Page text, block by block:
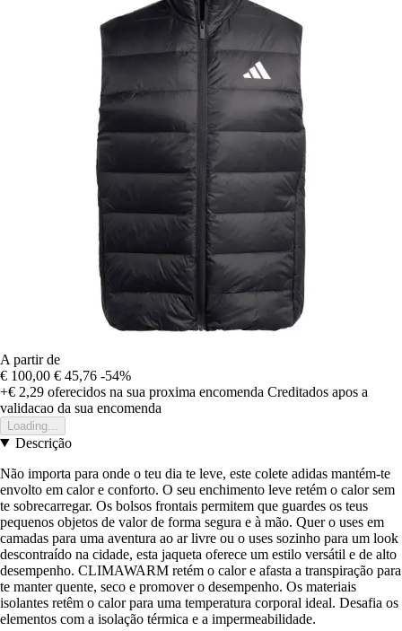
A partir de
€ 100,00 € 45,76 -54%
+€ 2,29 oferecidos na sua proxima encomenda Creditados apos a
validacao da sua encomenda
Loading...
Descrição
Não importa para onde o teu dia te leve, este colete adidas mantém-te
envolto em calor e conforto. O seu enchimento leve retém o calor sem
te sobrecarregar. Os bolsos frontais permitem que guardes os teus
pequenos objetos de valor de forma segura e à mão. Quer o uses em
camadas para uma aventura ao ar livre ou o uses sozinho para um look
descontraído na cidade, esta jaqueta oferece um estilo versátil e de alto
desempenho. CLIMAWARM retém o calor e afasta a transpiração para
te manter quente, seco e promover o desempenho. Os materiais
isolantes retêm o calor para uma temperatura corporal ideal. Desafia os
elementos com a isolação térmica e a impermeabilidade.